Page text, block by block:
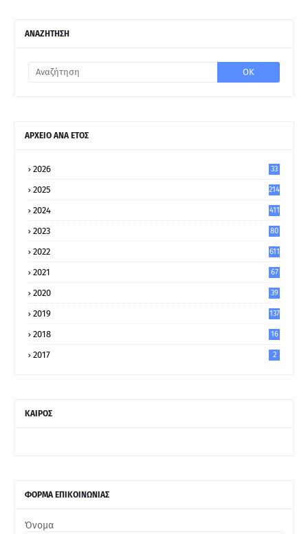
ΑΝΑΖΗΤΗΣΗ
ΑΡΧΕΙΟ ΑΝΑ ΕΤΟΣ
2026 33
2025 214
2024 411
2023
80
2022 611
2021
67
2020
39
2019 137
2018 16
2017 2
ΚΑΙΡΟΣ
ΦΟΡΜΑ ΕΠΙΚΟΙΝΩΝΙΑΣ
Όνομα